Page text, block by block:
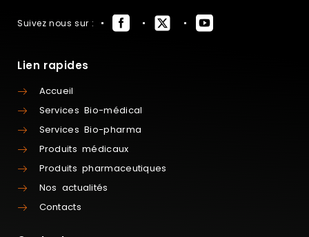
Suivez nous sur :
Lien rapides
Accueil
Services Bio-médical
Services Bio-pharma
Produits médicaux
Produits pharmaceutiques
Nos actualités
Contacts